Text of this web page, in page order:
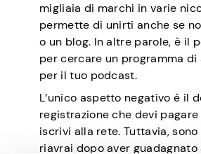
migliaia di marchi in varie
permette di unirti anche se
o un blog. In altre parole, è il
per cercare un programma di
per il tuo podcast.
L’unico aspetto negativo è il
registrazione che devi
iscrivi alla rete. Tuttavia, sono
riavrai dopo aver guadagnato